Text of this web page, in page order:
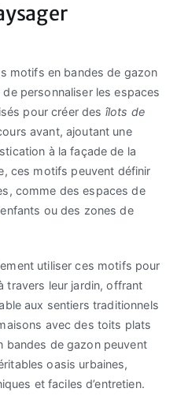
motifs en bandes de gazon
personnaliser les espaces
pour créer des îlots de
avant, ajoutant une
à la façade de la
ces motifs peuvent définir
comme des espaces de
ou des zones de
utiliser ces motifs pour
travers leur jardin, offrant
aux sentiers traditionnels
avec des toits plats
bandes de gazon peuvent
oasis urbaines,
et faciles d’entretien.